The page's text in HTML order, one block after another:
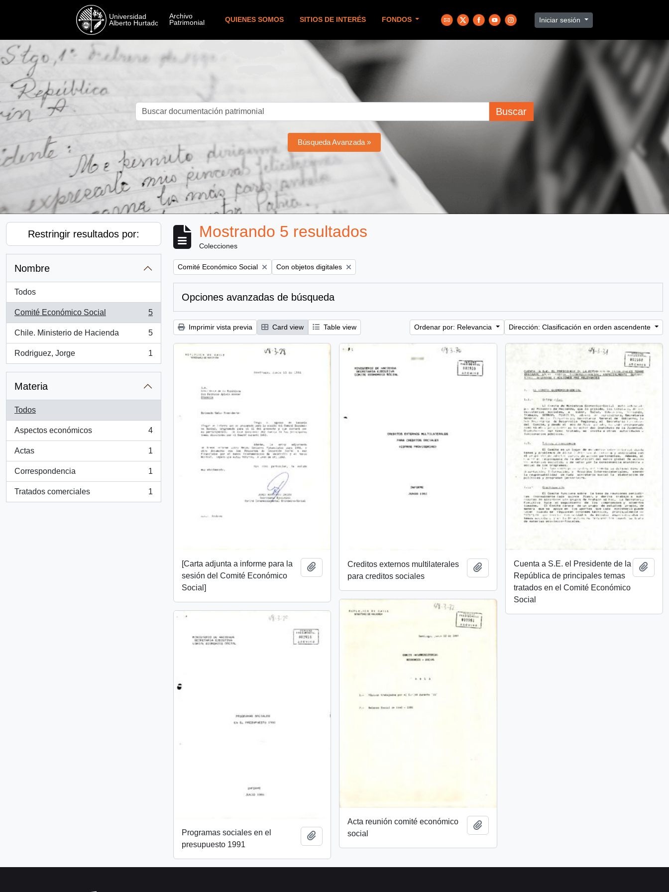
QUIENES SOMOS SITIOS DE INTERÉS FONDOS Iniciar sesión
Buscar
Búsqueda Avanzada »
Restringir resultados por:
Nombre
Todos
Comité Económico Social
, 5 resultados
5
Chile. Ministerio de Hacienda
, 5 resultados
5
Rodriguez, Jorge
, 1 resultados
1
Materia
Todos
Aspectos económicos
, 4 resultados
4
Actas
, 1 resultados
1
Correspondencia
, 1 resultados
1
Tratados comerciales
, 1 resultados
1
Mostrando 5 resultados
Colecciones
Remove filter:
Comité Económico Social Remove filter:
Con objetos digitales
Opciones avanzadas de búsqueda
Imprimir vista previa Card view Table view Ordenar por: Relevancia Dirección: Clasificación en orden ascendente
[Carta adjunta a informe para la
sesión del Comité Económico
Social]
Añadir al portapapeles
Creditos externos multilaterales
para creditos sociales
Añadir al portapapeles
Cuenta a S.E. el Presidente de la
República de principales temas
tratados en el Comité Económico
Social
Acta reunión comité económico
social
Añadir al portapapeles
Programas sociales en el
presupuesto 1991
Añadir al portapapeles